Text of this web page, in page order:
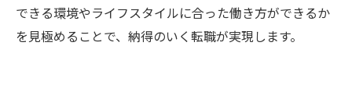
できる環境やライフスタイルに合った働き方ができるか
を見極めることで、納得のいく転職が実現します。